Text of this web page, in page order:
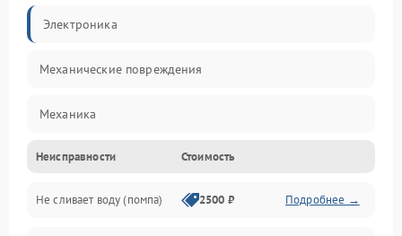
Электроника
Механические повреждения
Механика
Электропитание
Водоснабжение
Неисправности Стоимость
Не сливает воду (помпа) 2500 ₽ Подробнее →